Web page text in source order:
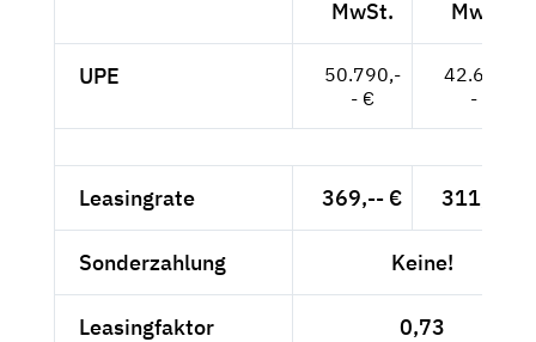
MwSt. MwSt.
UPE
50.790,-
- €
42.681,-
- €
Leasingrate 369,-- € 311,-- €
Sonderzahlung Keine!
Leasingfaktor 0,73